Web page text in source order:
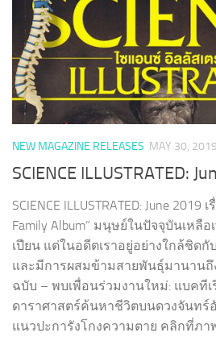
NEW MAGAZINE RELEASES MAY 30, 2019
SCIENCE ILLUSTRATED:
SCIENCE ILLUSTRATED: June 2019
Family Album” มนุษย์ในปัจจุบันเหลื
เปียน แต่ในอดีตเราอยู่อย่างใกล้ชิด
และมีการผสมข้ามสายพันธุ์มานานถึ
ฉบับ – พบเพื่อนร่วมงานใหม่: แบคที
ดาราศาสตร์ค้นหาชีวิตบนดวงจันทร์
แนวปะการังโกงความตาย คลิกที่ภ